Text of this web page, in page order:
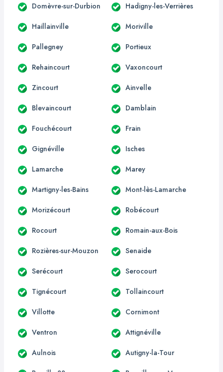
Domèvre-sur-Durbion Hadigny-les-Verrières
Haillainville Moriville
Pallegney Portieux
Rehaincourt Vaxoncourt
Zincourt Ainvelle
Blevaincourt Damblain
Fouchécourt Frain
Gignéville Isches
Lamarche Marey
Martigny-les-Bains Mont-lès-Lamarche
Morizécourt Robécourt
Rocourt Romain-aux-Bois
Rozières-sur-Mouzon Senaide
Serécourt Serocourt
Tignécourt Tollaincourt
Villotte Cornimont
Ventron Attignéville
Aulnois Autigny-la-Tour